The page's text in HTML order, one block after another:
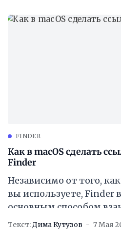
FINDER
Как в macOS сделать
Finder
Независимо от того,
вы используете, Finder
основным способом
файлами и папками. В
Текст:Дима Кутузов 7 Мая